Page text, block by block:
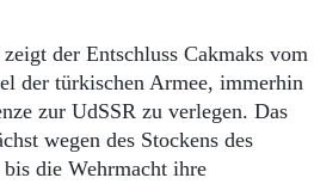
der Entschluss Cakmaks vom
der türkischen Armee, immerhin
zur UdSSR zu verlegen. Das
wegen des Stockens des
bis die Wehrmacht ihre